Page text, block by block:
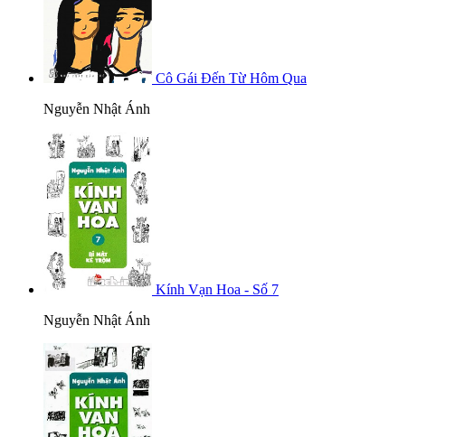
Cô Gái Đến Từ Hôm Qua
Nguyễn Nhật Ánh
Kính Vạn Hoa - Số 7
Nguyễn Nhật Ánh